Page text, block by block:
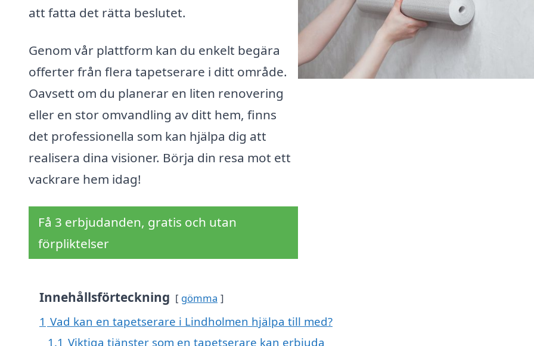
att fatta det rätta beslutet.
Genom vår plattform kan du enkelt begära
offerter från flera tapetserare i ditt område.
Oavsett om du planerar en liten renovering
eller en stor omvandling av ditt hem, finns
det professionella som kan hjälpa dig att
realisera dina visioner. Börja din resa mot ett
vackrare hem idag!
Få 3 erbjudanden, gratis och utan
förpliktelser
Innehållsförteckning gömma
1 Vad kan en tapetserare i Lindholmen hjälpa till med?
1.1 Viktiga tjänster som en tapetserare kan erbjuda